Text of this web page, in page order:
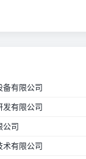
备有限公司
发有限公司
公司
术有限公司